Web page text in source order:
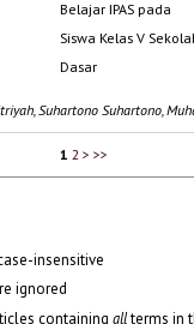
Belajar IPAS pada
Siswa Kelas V
Dasar
Suhartono Suhartono,
1 2 > >>
insensitive
ignored
containing allterms in